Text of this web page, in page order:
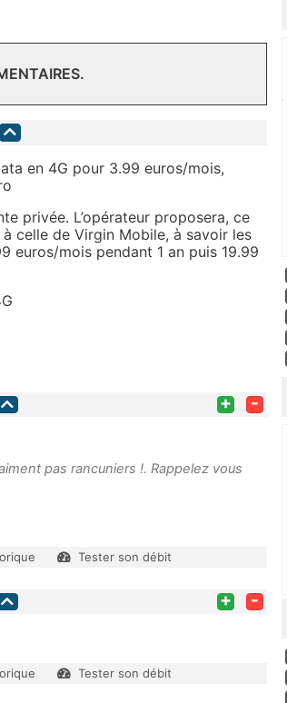
en 4G pour 3.99 euros/mois,
privée. L’opérateur proposera, ce
celle de Virgin Mobile, à savoir les
euros/mois pendant 1 an puis 19.99
+ -
pas rancuniers !. Rappelez vous
Tester son débit
+ -
Tester son débit